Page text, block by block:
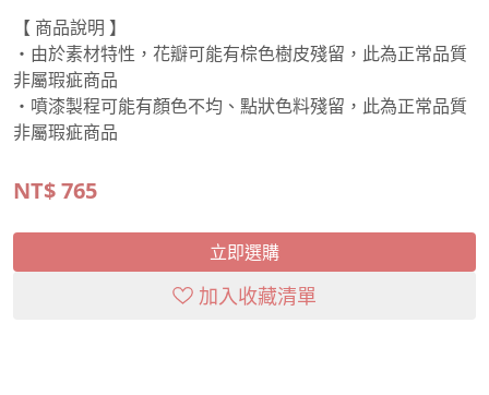
【 商品說明 】
・由於素材特性，花瓣可能有棕色樹皮殘留，此為正常品質
非屬瑕疵商品
・噴漆製程可能有顏色不均、點狀色料殘留，此為正常品質
非屬瑕疵商品
NT$765
立即選購
加入收藏清單